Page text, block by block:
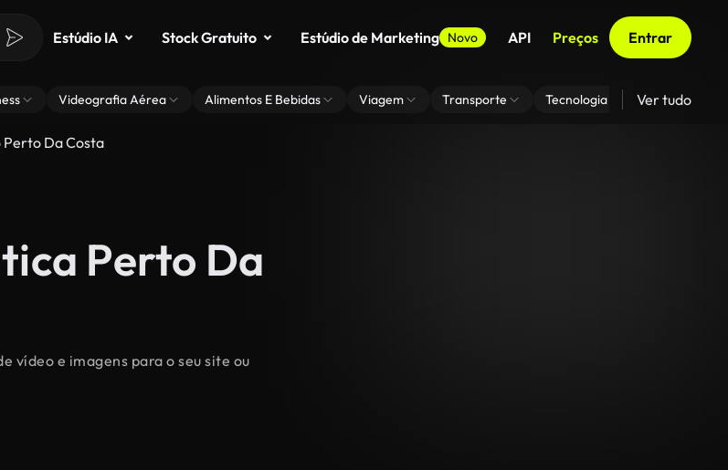
Estúdio IA Stock Gratuito Estúdio de Marketing Novo API Preços Entrar
Videografia Aérea Alimentos E Bebidas Viagem Transporte Tecnologia Zoom De
Ver tudo
Da Costa
Perto Da
vídeo e imagens para o seu site ou